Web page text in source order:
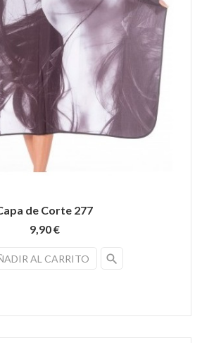
de Corte 277
9,90 €
AL CARRITO search